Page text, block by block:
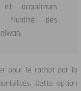
acquéreurs
fluidité des
pour le rachat par la
Cette option